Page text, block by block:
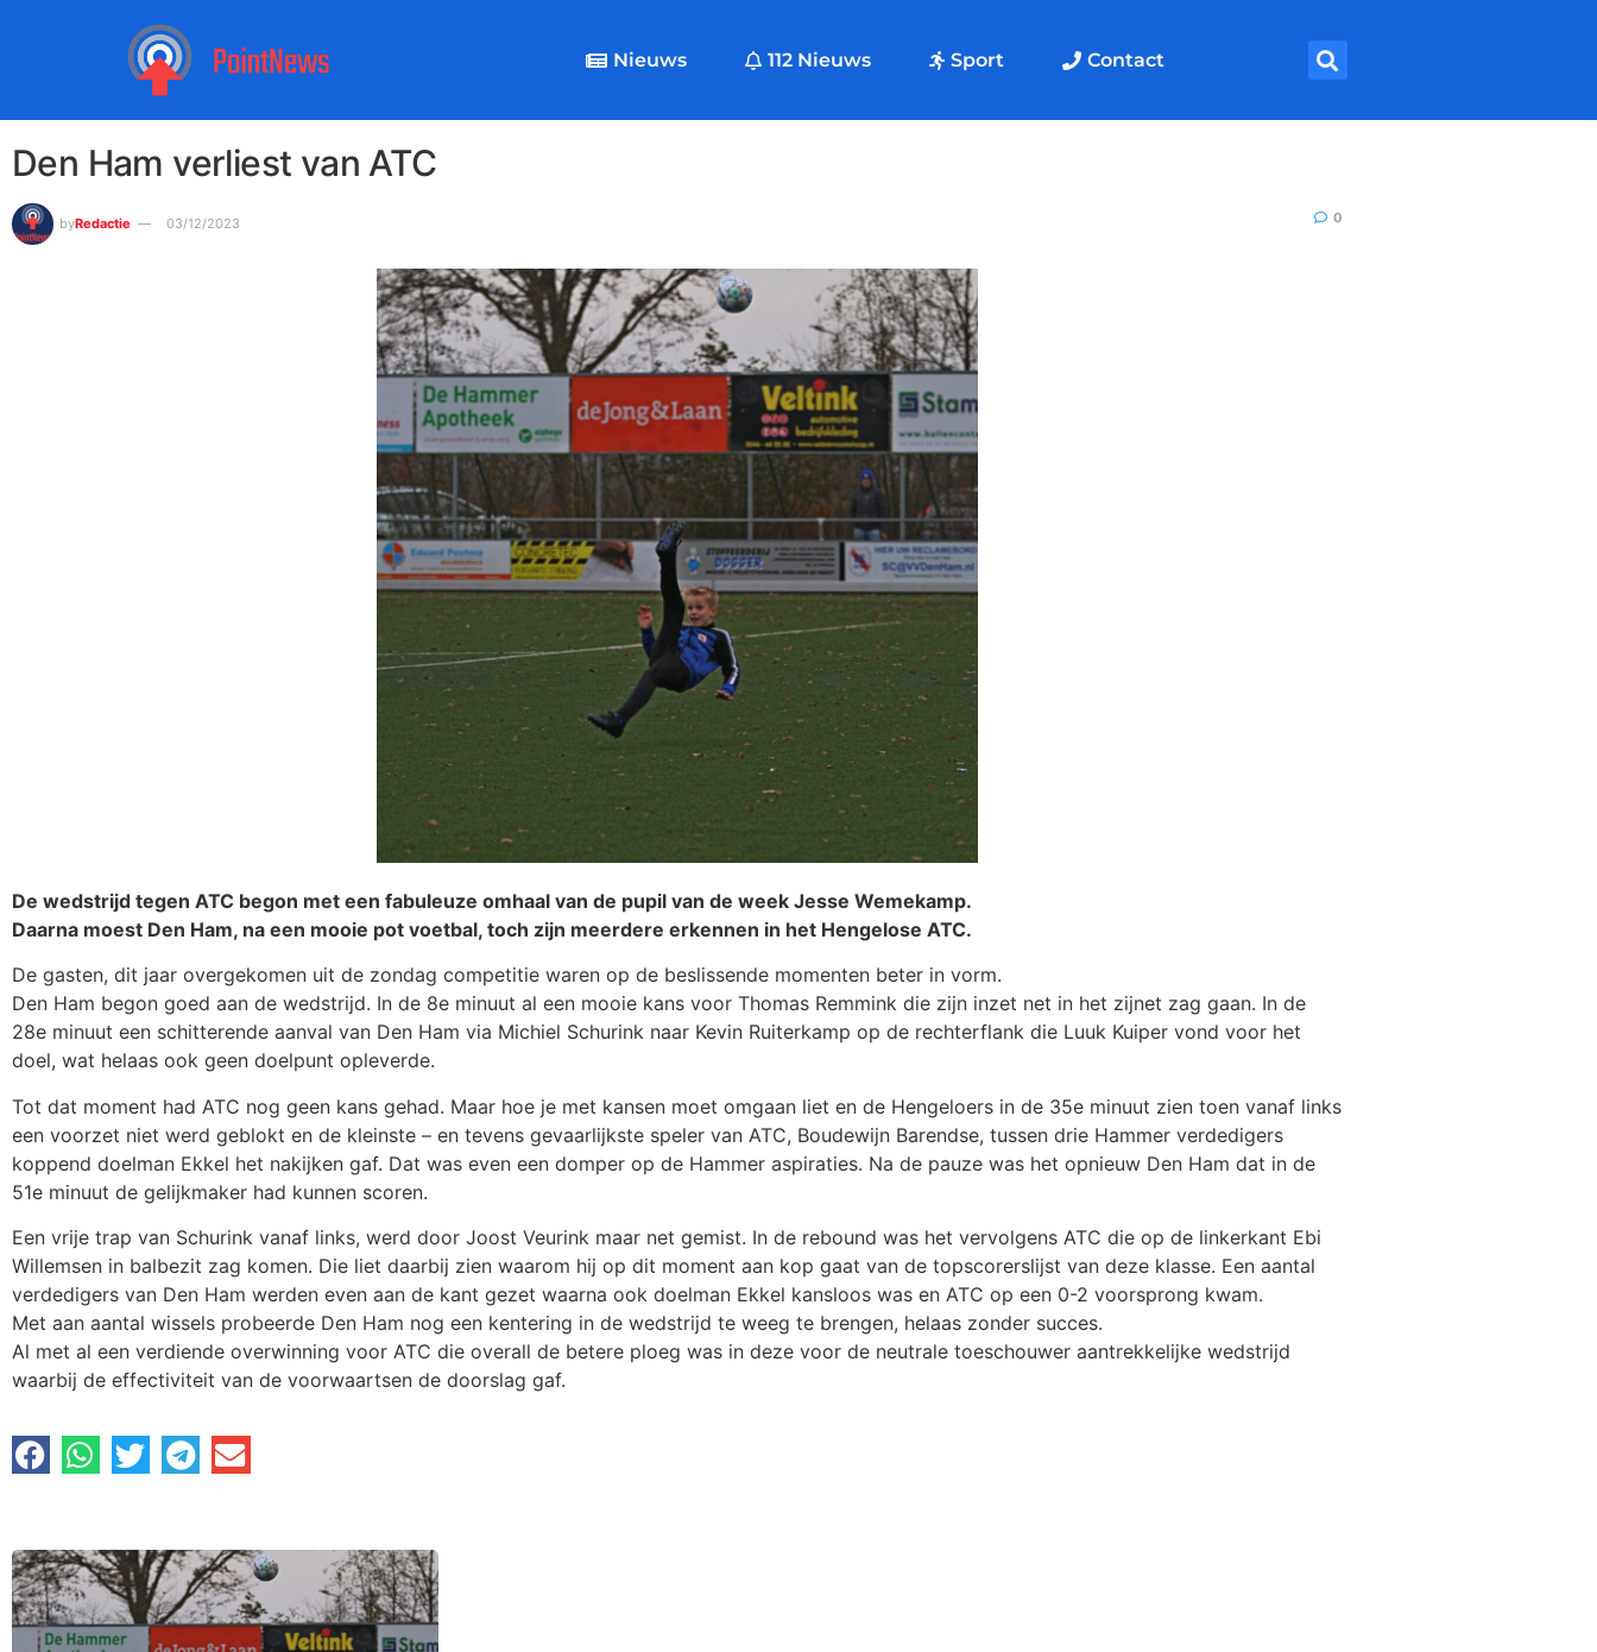
Nieuws 112 Nieuws Sport Contact
Den Ham verliest van ATC
byRedactie 03/12/2023 0
De wedstrijd tegen ATC begon met een fabuleuze omhaal van de pupil van de week Jesse Wemekamp.
Daarna moest Den Ham, na een mooie pot voetbal, toch zijn meerdere erkennen in het Hengelose ATC.
De gasten, dit jaar overgekomen uit de zondag competitie waren op de beslissende momenten beter in vorm.
Den Ham begon goed aan de wedstrijd. In de 8e minuut al een mooie kans voor Thomas Remmink die zijn inzet net in het zijnet zag gaan. In de
28e minuut een schitterende aanval van Den Ham via Michiel Schurink naar Kevin Ruiterkamp op de rechterflank die Luuk Kuiper vond voor het
doel, wat helaas ook geen doelpunt opleverde.
Tot dat moment had ATC nog geen kans gehad. Maar hoe je met kansen moet omgaan liet en de Hengeloers in de 35e minuut zien toen vanaf links
een voorzet niet werd geblokt en de kleinste – en tevens gevaarlijkste speler van ATC, Boudewijn Barendse, tussen drie Hammer verdedigers
koppend doelman Ekkel het nakijken gaf. Dat was even een domper op de Hammer aspiraties. Na de pauze was het opnieuw Den Ham dat in de
51e minuut de gelijkmaker had kunnen scoren.
Een vrije trap van Schurink vanaf links, werd door Joost Veurink maar net gemist. In de rebound was het vervolgens ATC die op de linkerkant Ebi
Willemsen in balbezit zag komen. Die liet daarbij zien waarom hij op dit moment aan kop gaat van de topscorerslijst van deze klasse. Een aantal
verdedigers van Den Ham werden even aan de kant gezet waarna ook doelman Ekkel kansloos was en ATC op een 0-2 voorsprong kwam.
Met aan aantal wissels probeerde Den Ham nog een kentering in de wedstrijd te weeg te brengen, helaas zonder succes.
Al met al een verdiende overwinning voor ATC die overall de betere ploeg was in deze voor de neutrale toeschouwer aantrekkelijke wedstrijd
waarbij de effectiviteit van de voorwaartsen de doorslag gaf.